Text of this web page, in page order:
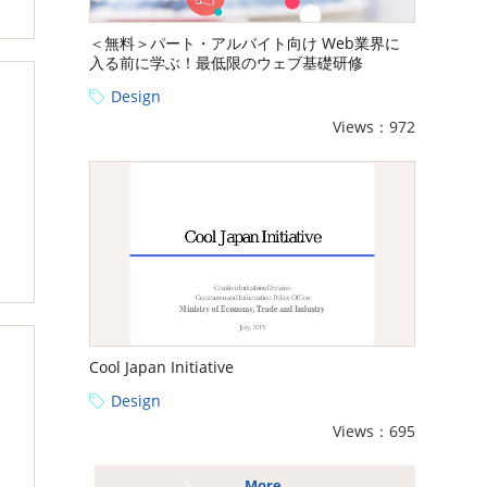
＜無料＞パート・アルバイト向け Web業界に
入る前に学ぶ！最低限のウェブ基礎研修
Design
Views：972
Cool Japan Initiative
Design
Views：695